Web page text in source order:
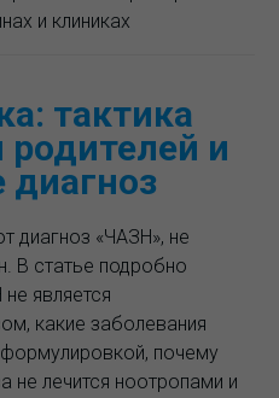
и клиниках
тактика
и
диагноз
диагноз «ЧАЗН», не
В статье подробно
является
какие заболевания
почему
не лечится ноотропами и